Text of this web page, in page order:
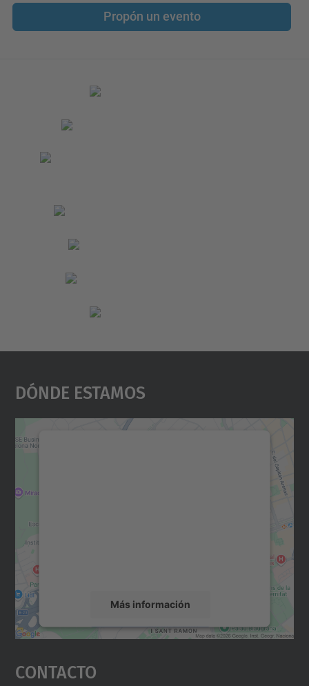
Propón un evento
Dónde Estamos
Más información
Aceptar
powered by
Contacto